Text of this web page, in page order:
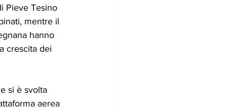
Pieve Tesino
mentre il
hanno
crescita dei
si è svolta
aerea